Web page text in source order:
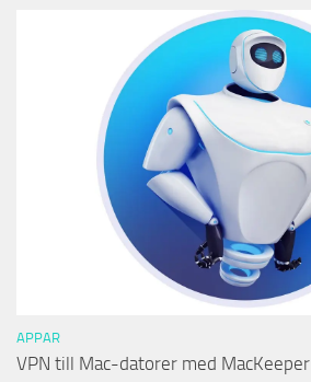
APPAR
VPN till Mac-datorer med MacKeeper